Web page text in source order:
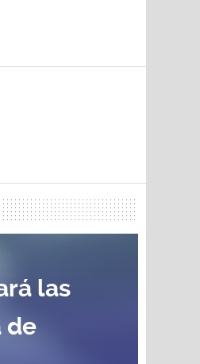
las
de